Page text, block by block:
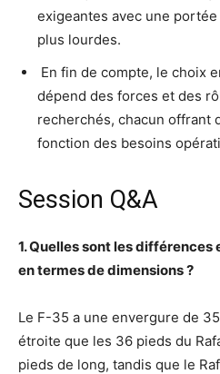
exigeantes avec une
plus lourdes.
En fin de compte, le choix
dépend des forces et des
recherchés, chacun offrant
fonction des besoins
Session Q&A
1. Quelles sont les différences
en termes de dimensions ?
Le F-35 a une envergure de
étroite que les 36 pieds du
pieds de long, tandis que le